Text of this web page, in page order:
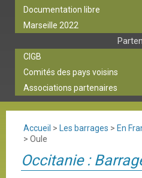
Documentation libre
Marseille 2022
CIGB
Comités des pays voisins
Associations partenaires
Accueil > Les barrages > En
> Oule
Occitanie :